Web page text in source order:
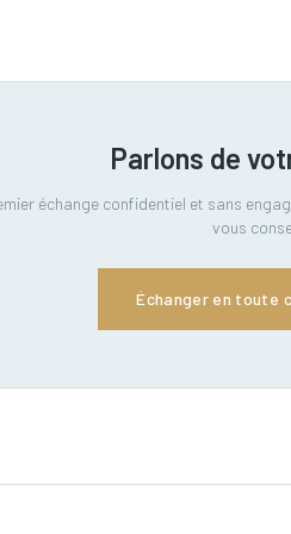
Parlons de
échange confidentiel et sans
vous
Échanger en toute